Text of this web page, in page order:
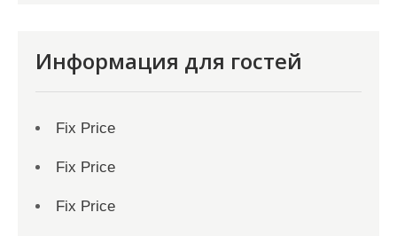
Информация для гостей
Fix Price
Fix Price
Fix Price